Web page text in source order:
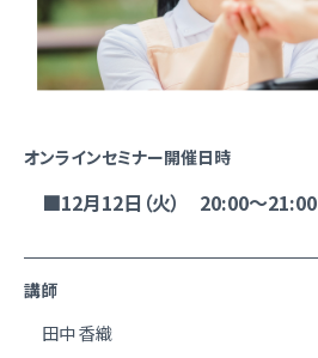
オンラインセミナー開催日時
■12月12日（火） 20:00～21:00
講師
田中 香織